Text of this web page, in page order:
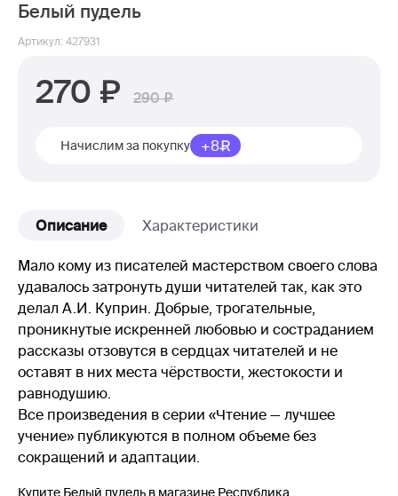
Белый пудель
Артикул: 427931
270 290
Начислим за покупку +8
Описание Характеристики
Мало кому из писателей мастерством своего слова
удавалось затронуть души читателей так, как это
делал А.И. Куприн. Добрые, трогательные,
проникнутые искренней любовью и состраданием
рассказы отзовутся в сердцах читателей и не
оставят в них места чёрствости, жестокости и
равнодушию.
Все произведения в серии «Чтение — лучшее
учение» публикуются в полном объеме без
сокращений и адаптации.
Купите Белый пудель в магазине Республика,